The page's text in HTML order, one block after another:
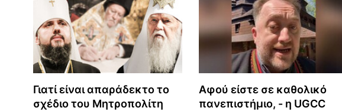
Γιατί είναι απαράδεκτο το
σχέδιο του Μητροπολίτη
Αφού είστε σε καθολικό
πανεπιστήμιο, - η UGCC